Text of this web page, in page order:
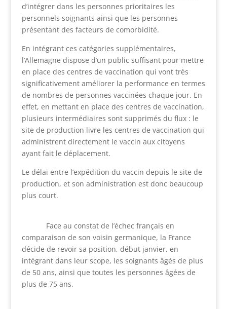
d’intégrer dans les personnes prioritaires les
personnels soignants ainsi que les personnes
présentant des facteurs de comorbidité.
En intégrant ces catégories supplémentaires,
l’Allemagne dispose d’un public suffisant pour mettre
en place des centres de vaccination qui vont très
significativement améliorer la performance en termes
de nombres de personnes vaccinées chaque jour. En
effet, en mettant en place des centres de vaccination,
plusieurs intermédiaires sont supprimés du flux : le
site de production livre les centres de vaccination qui
administrent directement le vaccin aux citoyens
ayant fait le déplacement.
Le délai entre l’expédition du vaccin depuis le site de
production, et son administration est donc beaucoup
plus court.
Face au constat de l’échec français en
comparaison de son voisin germanique, la France
décide de revoir sa position, début janvier, en
intégrant dans leur scope, les soignants âgés de plus
de 50 ans, ainsi que toutes les personnes âgées de
plus de 75 ans.